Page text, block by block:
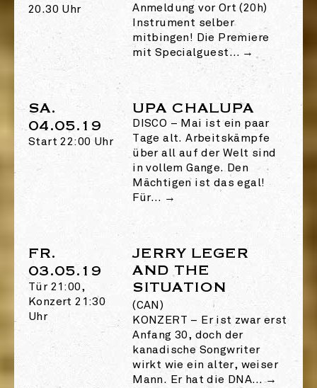
20.30 Uhr
Anmeldung vor Ort (20h)
Instrument selber
mitbingen! Die Premiere
mit Specialguest… →
SA.
04.05.19
Start 22:00 Uhr
UPA CHALUPA
DISCO –Mai ist ein paar
Tage alt. Arbeitskämpfe
über all auf der Welt sind
in vollem Gange. Den
Mächtigen ist das egal!
Für… →
FR.
03.05.19
Tür 21:00,
Konzert 21:30
Uhr
JERRY LEGER
AND THE
SITUATION
(CAN)
KONZERT – Er ist zwar erst
Anfang 30, doch der
kanadische Songwriter
wirkt wie ein alter, weiser
Mann. Er hat die DNA…→